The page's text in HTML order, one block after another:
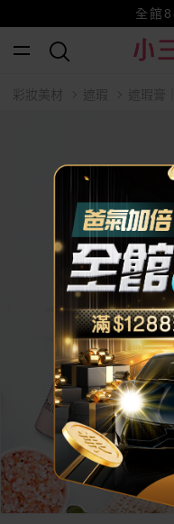
賺美幣~
小三美日x全支
全館
彩妝美材 遮瑕 遮瑕膏